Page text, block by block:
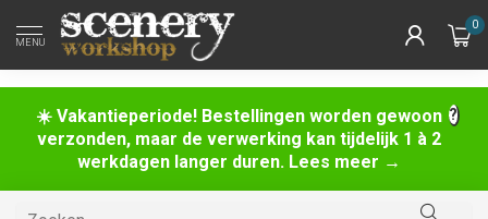
☀️ Vakantieperiode! Bestellingen worden gewoon
verzonden, maar de verwerking kan tijdelijk 1 à 2
werkdagen langer duren. Lees meer →
MENU
0